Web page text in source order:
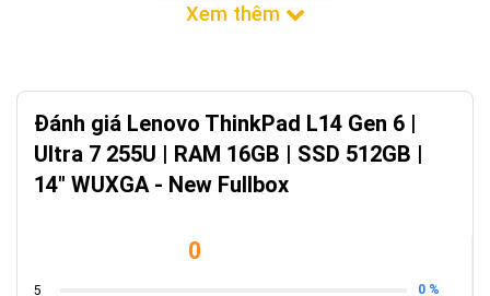
Sức mạnh từ vi xử lý Intel Core Ultra 7
con chip Intel Core Ultra 7 255U. Với cấu trúc 12 nhân và 14 luồng,
Đánh giá Lenovo ThinkPad L14 Gen 6 |
Ultra 7 255U | RAM 16GB | SSD 512GB |
14" WUXGA - New Fullbox
0
5 0 %